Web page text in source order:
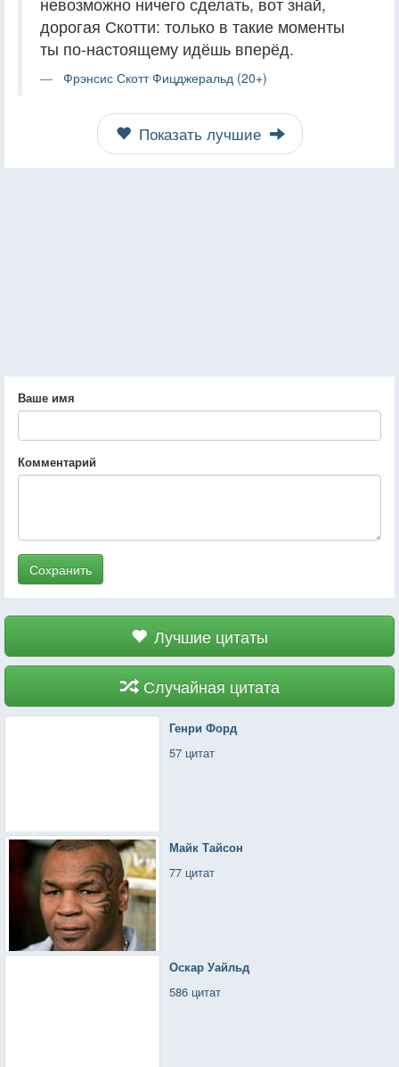
дорогая Скотти: только в такие моменты
ты по-настоящему идёшь вперёд.
Фрэнсис Скотт Фицджеральд (20+)
Показать лучшие
Ваше имя
Комментарий
Сохранить
Лучшие цитаты
Случайная цитата
Генри Форд
57 цитат
Майк Тайсон
77 цитат
Оскар Уайльд
586 цитат